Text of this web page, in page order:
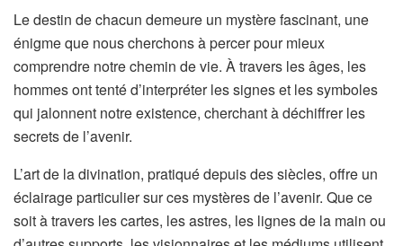
Le destin de chacun demeure un mystère fascinant, une
énigme que nous cherchons à percer pour mieux
comprendre notre chemin de vie. À travers les âges, les
hommes ont tenté d’interpréter les signes et les symboles
qui jalonnent notre existence, cherchant à déchiffrer les
secrets de l’avenir.
L’art de la divination, pratiqué depuis des siècles, offre un
éclairage particulier sur ces mystères de l’avenir. Que ce
soit à travers les cartes, les astres, les lignes de la main ou